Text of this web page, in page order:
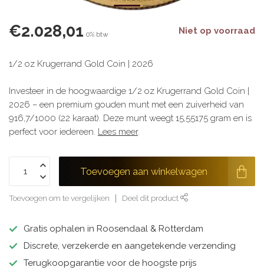
€2.028,01 0% btw Niet op voorraad
1/2 oz Krugerrand Gold Coin | 2026
Investeer in de hoogwaardige 1/2 oz Krugerrand Gold Coin |
2026 – een premium gouden munt met een zuiverheid van
916,7/1000 (22 karaat). Deze munt weegt 15,55175 gram en is
perfect voor iedereen. Lees meer.
Toevoegen aan winkelwagen
Toevoegen om te vergelijken Deel dit product
Gratis ophalen in Roosendaal & Rotterdam
Discrete, verzekerde en aangetekende verzending
Terugkoopgarantie voor de hoogste prijs